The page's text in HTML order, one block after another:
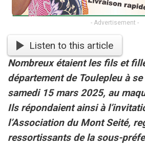
- Advertisement -
Listen to this article
Nombreux étaient les fils et
département de Toulepleu à
samedi 15 mars 2025, au
Ils répondaient ainsi à
l’Association du Mont Seité,
ressortissants de la sous-